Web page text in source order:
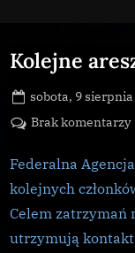
Kolejne
Posted
on
sobota, 9
Brak komentarzy
Federalna
kolejnych
Celem zatrzymań
utrzymują